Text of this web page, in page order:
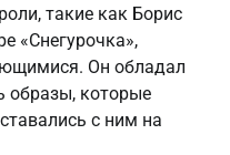
такие как Борис
«Снегурочка»,
Он обладал
образы, которые
с ним на